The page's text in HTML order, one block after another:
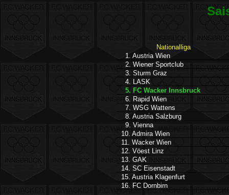
Nationalliga
1. Austria Wien
2. Wiener Sportclub
3. Sturm Graz
4. LASK
5. FC Wacker Innsbruck
6. Rapid Wien
7. WSG Wattens
8. Austria Salzburg
9. Vienna
10. Admira Wien
11. Wacker Wien
12. Vöest Linz
13. GAK
14. SC Eisenstadt
15. Austria Klagenfurt
16. FC Dornbirn